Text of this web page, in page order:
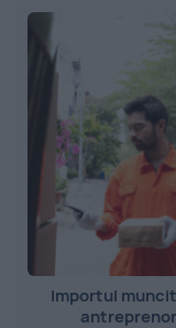
Importul